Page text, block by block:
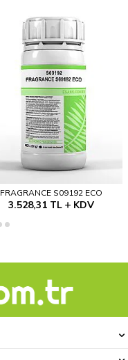
FRAGRANCE S09192 ECO
3.528,31 TL KDV